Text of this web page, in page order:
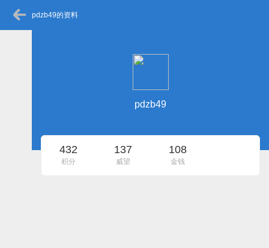
pdzb49的资料
pdzb49
432
积分
137
威望
108
金钱